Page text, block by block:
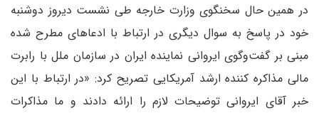
در همین حال سخنگوی وزارت خارجه طی نشست دیروز دوشنبه
خود در پاسخ به سوال دیگری در ارتباط با ادعاهای مطرح شده
مبنی بر گفت‌وگوی ایروانی نماینده ایران در سازمان ملل با رابرت
مالی مذاکره کننده ارشد آمریکایی تصریح کرد: «در ارتباط با این
خبر آقای ایروانی توضیحات لازم را ارائه دادند و ما مذاکرات